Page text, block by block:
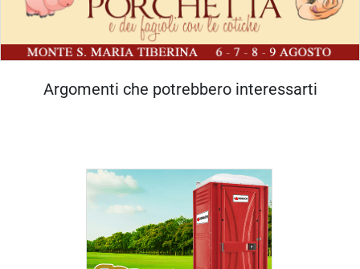
Argomenti che potrebbero interessarti